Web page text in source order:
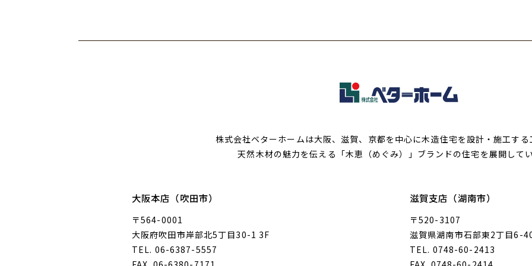
株式会社ベターホームは大阪、滋賀、京都を中心に木造住宅を設計・施工する
天然木材の魅力を伝える「木恵（めぐみ）」ブランドの住宅を展開してい
大阪本店（吹田市）
〒564-0001
大阪府吹田市岸部北5丁目30-1 3F
TEL. 06-6387-5557
滋賀支店（湖南市）
〒520-3107
滋賀県湖南市石部東2丁目6-
TEL. 0748-60-2413